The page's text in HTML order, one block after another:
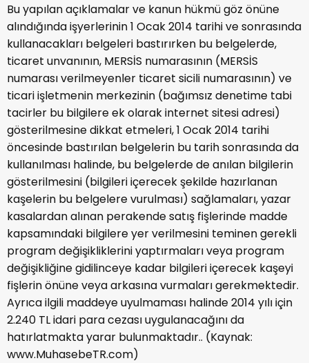
Bu yapılan açıklamalar ve kanun hükmü göz önüne
alındığında işyerlerinin 1 Ocak 2014 tarihi ve sonrasında
kullanacakları belgeleri bastırırken bu belgelerde,
ticaret unvanının, MERSİS numarasının (MERSİS
numarası verilmeyenler ticaret sicili numarasının) ve
ticari işletmenin merkezinin (bağımsız denetime tabi
tacirler bu bilgilere ek olarak internet sitesi adresi)
gösterilmesine dikkat etmeleri, 1 Ocak 2014 tarihi
öncesinde bastırılan belgelerin bu tarih sonrasında da
kullanılması halinde, bu belgelerde de anılan bilgilerin
gösterilmesini (bilgileri içerecek şekilde hazırlanan
kaşelerin bu belgelere vurulması) sağlamaları, yazar
kasalardan alınan perakende satış fişlerinde madde
kapsamındaki bilgilere yer verilmesini teminen gerekli
program değişikliklerini yaptırmaları veya program
değişikliğine gidilinceye kadar bilgileri içerecek kaşeyi
fişlerin önüne veya arkasına vurmaları gerekmektedir.
Ayrıca ilgili maddeye uyulmaması halinde 2014 yılı için
2.240 TL idari para cezası uygulanacağını da
hatırlatmakta yarar bulunmaktadır.. (Kaynak:
www.MuhasebeTR.com)